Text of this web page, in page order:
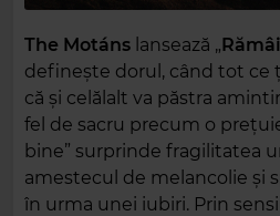
The Motáns lansează „Rămâi
definește dorul, când tot ce
că și celălalt va păstra
fel de sacru precum o
bine” surprinde fragilitatea
amestecul de melancolie și
în urma unei iubiri. Prin